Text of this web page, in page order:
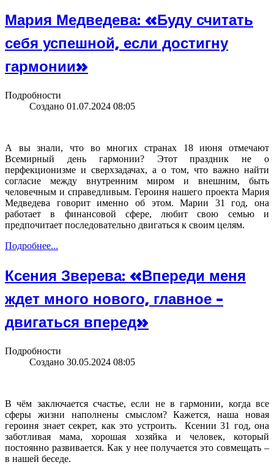
Мария Медведева: «Буду считать
себя успешной, если достигну
гармонии»
Подробности
Создано 01.07.2024 08:05
А вы знали, что во многих странах 18 июня отмечают
Всемирный день гармонии? Этот праздник не о
перфекционизме и сверхзадачах, а о том, что важно найти
согласие между внутренним миром и внешним, быть
человечным и справедливым. Героиня нашего проекта Мария
Медведева говорит именно об этом. Марии 31 год, она
работает в финансовой сфере, любит свою семью и
предпочитает последовательно двигаться к своим целям.
Подробнее...
Ксения Зверева: «Впереди меня
ждет много нового, главное -
двигаться вперед»
Подробности
Создано 30.05.2024 08:05
В чём заключается счастье, если не в гармонии, когда все
сферы жизни наполнены смыслом? Кажется, наша новая
героиня знает секрет, как это устроить. Ксении 31 год, она
заботливая мама, хорошая хозяйка и человек, который
постоянно развивается. Как у нее получается это совмещать –
в нашей беседе.